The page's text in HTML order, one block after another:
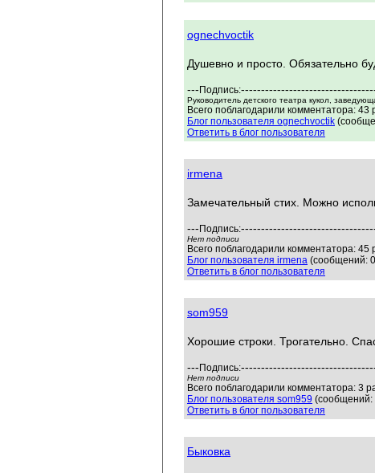
ognechvoctik
Душевно и просто. Обязательно
--- Подпись:
Руководитель детского театра кукол,
Всего поблагодарили комментатора:
Блог пользователя ognechvoctik
Ответить в блог пользователя
irmena
Замечательный стих. Можно
--- Подпись:
Нет подписи
Всего поблагодарили комментатора:
Блог пользователя irmena (сообщений:
Ответить в блог пользователя
som959
Хорошие строки. Трогательно.
--- Подпись:
Нет подписи
Всего поблагодарили комментатора: 3
Блог пользователя som959 (сообщений:
Ответить в блог пользователя
Быковка